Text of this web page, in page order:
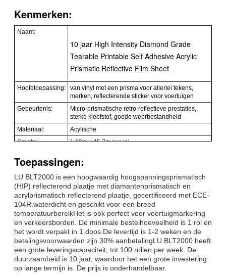
Kenmerken:
Naam:
10 jaar High Intensity Diamond Grade
Tearable Printable Self Adhesive Acrylic
Prismatic Reflective Film Sheet
Hoofdtoepassing:
van vinyl met een prisma voor allerlei tekens,
merken, reflecterende sticker voor voertuigen
Gebeurtenis:
Micro-prismatische retro-reflectieve prestaties,
sterke kleefstof, goede weerbestandheid
Materiaal:
Acylische
Grootte:
1.22m x 45.7m per rol.
fluorescerend groen
Verpakking:
1 rol verpakken in 1 karton
Monster:
Gratis monster tijdens het ophalen van de vracht
Aflevering
7 dagen, afhankelijk van de hoeveelheid
bestelling
Toepassingen:
LU BLT2000 is een hoogwaardig hoogspanningsprismatisch
(HIP) reflecterend plaatje met diamantenprismatisch en
acrylprismatisch reflecterend plaatje, gecertificeerd met ECE-
104R.waterdicht en geschikt voor een breed
temperatuurbereikHet is ook perfect voor voertuigmarkering
en verkeersborden. De minimale bestelhoeveelheid is 1 rol en
het wordt verpakt in 1 doos.De levertijd is 1-2 weken en de
betalingsvoorwaarden zijn 30% aanbetalingLU BLT2000 heeft
een grote leveringscapaciteit, tot 100 rollen per week. De
duurzaamheid is 10 jaar, waardoor het een grote investering
op lange termijn is. De prijs is onderhandelbaar.